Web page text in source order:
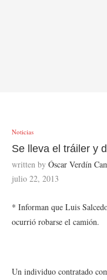
Noticias
Se lleva el tráiler y
written by Óscar Verdín
julio 22, 2013
* Informan que Luis
ocurrió robarse el camión.
Un individuo contratado